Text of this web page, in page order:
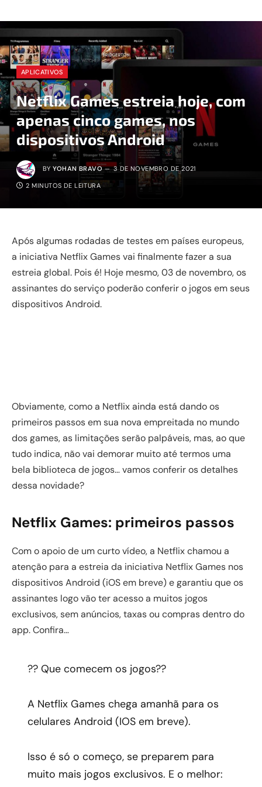
APLICATIVOS
Netflix Games estreia hoje, com
apenas cinco games, nos
dispositivos Android
BY YOHAN BRAVO 3 DE NOVEMBRO DE 2021
2 MINUTOS DE LEITURA
Após algumas rodadas de testes em países europeus,
a iniciativa Netflix Games vai finalmente fazer a sua
estreia global. Pois é! Hoje mesmo, 03 de novembro, os
assinantes do serviço poderão conferir o jogos em seus
dispositivos Android.
Obviamente, como a Netflix ainda está dando os
primeiros passos em sua nova empreitada no mundo
dos games, as limitações serão palpáveis, mas, ao que
tudo indica, não vai demorar muito até termos uma
bela biblioteca de jogos… vamos conferir os detalhes
dessa novidade?
Netflix Games: primeiros passos
Com o apoio de um curto vídeo, a Netflix chamou a
atenção para a estreia da iniciativa Netflix Games nos
dispositivos Android (iOS em breve) e garantiu que os
assinantes logo vão ter acesso a muitos jogos
exclusivos, sem anúncios, taxas ou compras dentro do
app. Confira…
?? Que comecem os jogos??
A Netflix Games chega amanhã para os
celulares Android (IOS em breve).
Isso é só o começo, se preparem para
muito mais jogos exclusivos. E o melhor: